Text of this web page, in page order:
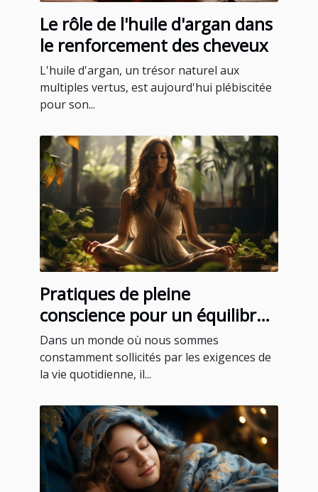
Le rôle de l'huile d'argan dans
le renforcement des cheveux
L'huile d'argan, un trésor naturel aux
multiples vertus, est aujourd'hui plébiscitée
pour son...
Pratiques de pleine
conscience pour un équilibre
quotidien
Dans un monde où nous sommes
constamment sollicités par les exigences de
la vie quotidienne, il...